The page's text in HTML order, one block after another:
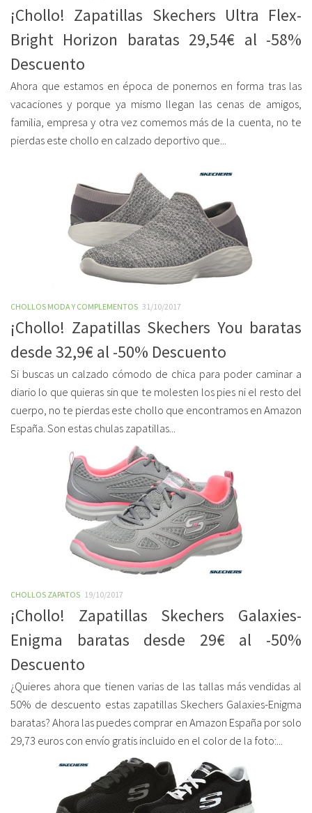
¡Chollo! Zapatillas Skechers Ultra Flex-
Bright Horizon baratas 29,54€ al -58%
Descuento
Ahora que estamos en época de ponernos en forma tras las
vacaciones y porque ya mismo llegan las cenas de amigos,
familia, empresa y otra vez comemos más de la cuenta, no te
pierdas este chollo en calzado deportivo que...
CHOLLOS MODA Y COMPLEMENTOS 31/10/2017
¡Chollo! Zapatillas Skechers You baratas
desde 32,9€ al -50% Descuento
Si buscas un calzado cómodo de chica para poder caminar a
diario lo que quieras sin que te molesten los pies ni el resto del
cuerpo, no te pierdas este chollo que encontramos en Amazon
España. Son estas chulas zapatillas...
CHOLLOS ZAPATOS 19/10/2017
¡Chollo! Zapatillas Skechers Galaxies-
Enigma baratas desde 29€ al -50%
Descuento
¿Quieres ahora que tienen varias de las tallas más vendidas al
50% de descuento estas zapatillas Skechers Galaxies-Enigma
baratas? Ahora las puedes comprar en Amazon España por solo
29,73 euros con envío gratis incluido en el color de la foto:...